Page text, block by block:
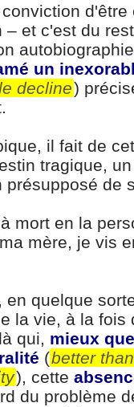
d'être
et c'est du
un
decline)
il fait de
tragique,
présupposé de
mort en la
mère, je vis
en quelque
la vie, à la fois
qui, mieux
(better
), cette
du problème